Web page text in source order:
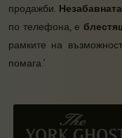
продажби.
по телефона, е
рамките на
помага.’